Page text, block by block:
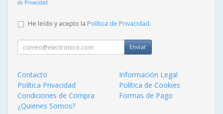
de Privacidad.
He leído y acepto la Política de Privacidad.
Enviar
Contacto
Información Legal
Política Privacidad
Política de Cookies
Condiciones de Compra
Formas de Pago
¿Quienes Somos?